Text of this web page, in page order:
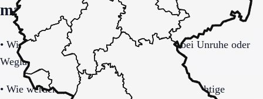
machen
• Wie tragfähig ist das Sicherheitskonzept bei Unruhe oder
Weglauftendenz?
• Wie werden Angehörige informiert und in wichtige